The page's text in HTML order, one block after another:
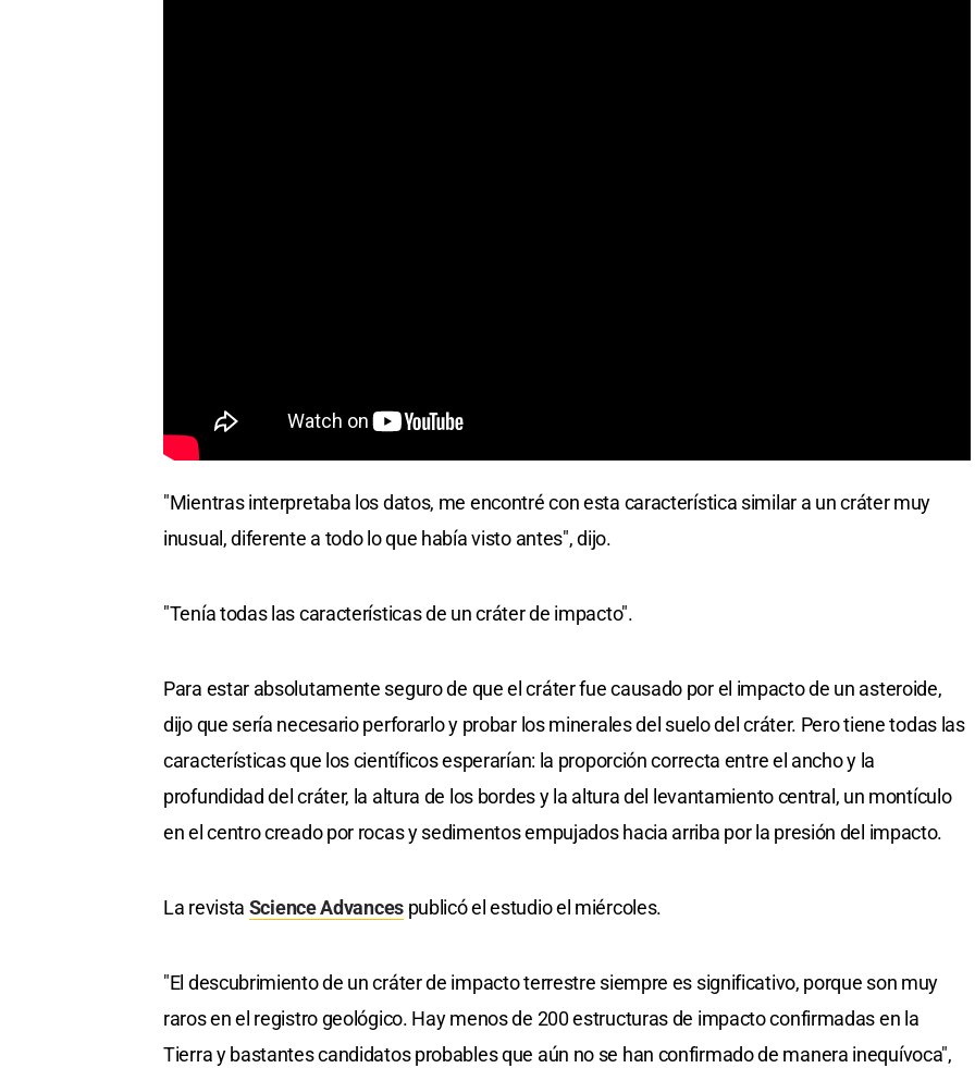
"Mientras interpretaba los datos, me encontré con esta característica similar a un cráter muy
inusual, diferente a todo lo que había visto antes", dijo.
"Tenía todas las características de un cráter de impacto".
Para estar absolutamente seguro de que el cráter fue causado por el impacto de un asteroide,
dijo que sería necesario perforarlo y probar los minerales del suelo del cráter. Pero tiene todas las
características que los científicos esperarían: la proporción correcta entre el ancho y la
profundidad del cráter, la altura de los bordes y la altura del levantamiento central, un montículo
en el centro creado por rocas y sedimentos empujados hacia arriba por la presión del impacto.
La revista Science Advancespublicó el estudio el miércoles.
"El descubrimiento de un cráter de impacto terrestre siempre es significativo, porque son muy
raros en el registro geológico. Hay menos de 200 estructuras de impacto confirmadas en la
Tierra y bastantes candidatos probables que aún no se han confirmado de manera inequívoca",